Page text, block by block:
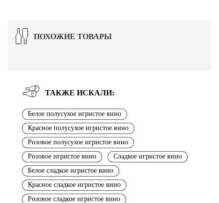
ПОХОЖИЕ ТОВАРЫ
ТАКЖЕ ИСКАЛИ:
Белое полусухое игристое вино
Красное полусухое игристое вино
Розовое полусухое игристое вино
Розовое игристое вино
Сладкое игристое вино
Белое сладкое игристое вино
Красное сладкое игристое вино
Розовое сладкое игристое вино